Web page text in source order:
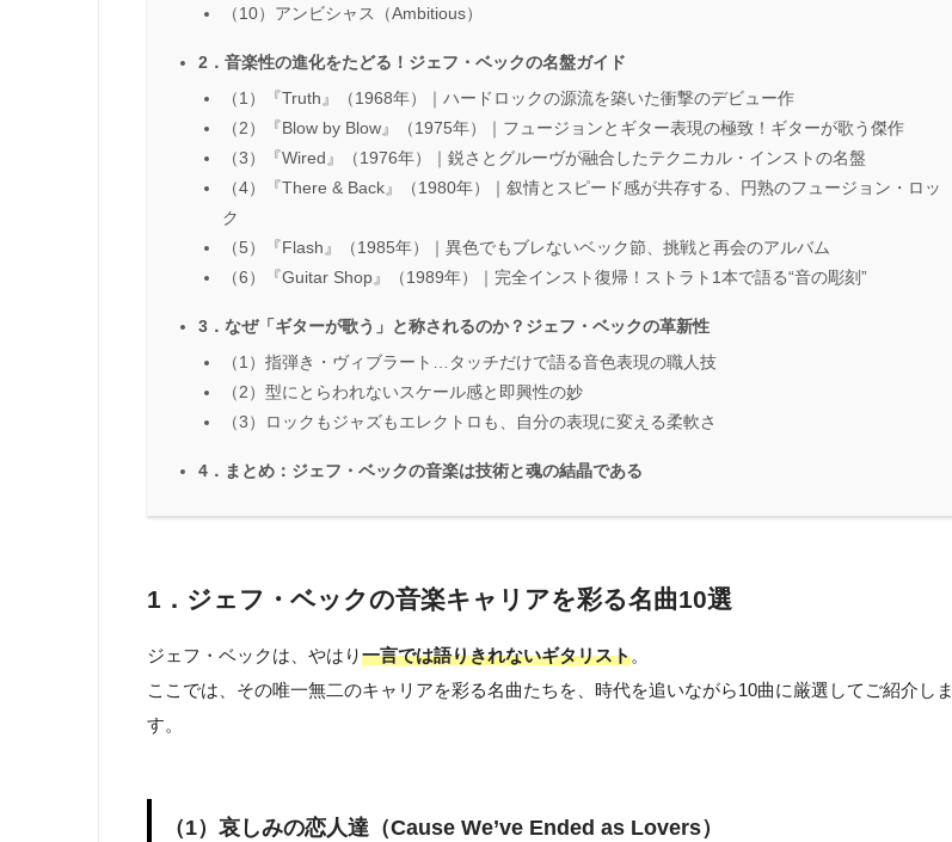
（10）アンビシャス（Ambitious）
2．音楽性の進化をたどる！ジェフ・ベックの名盤ガイド
（1）『Truth』（1968年）｜ハードロックの源流を築いた衝撃のデビュー作
（2）『Blow by Blow』（1975年）｜フュージョンとギター表現の極致！ギターが歌う傑作
（3）『Wired』（1976年）｜鋭さとグルーヴが融合したテクニカル・インストの名盤
（4）『There & Back』（1980年）｜叙情とスピード感が共存する、円熟のフュージョン・ロッ
ク
（5）『Flash』（1985年）｜異色でもブレないベック節、挑戦と再会のアルバム
（6）『Guitar Shop』（1989年）｜完全インスト復帰！ストラト1本で語る“音の彫刻”
3．なぜ「ギターが歌う」と称されるのか？ジェフ・ベックの革新性
（1）指弾き・ヴィブラート…タッチだけで語る音色表現の職人技
（2）型にとらわれないスケール感と即興性の妙
（3）ロックもジャズもエレクトロも、自分の表現に変える柔軟さ
4．まとめ：ジェフ・ベックの音楽は技術と魂の結晶である
1．ジェフ・ベックの音楽キャリアを彩る名曲10選
ジェフ・ベックは、やはり一言では語りきれないギタリスト。
ここでは、その唯一無二のキャリアを彩る名曲たちを、時代を追いながら10曲に厳選してご紹介しま
す。
（1）哀しみの恋人達（Cause We’ve Ended as Lovers）